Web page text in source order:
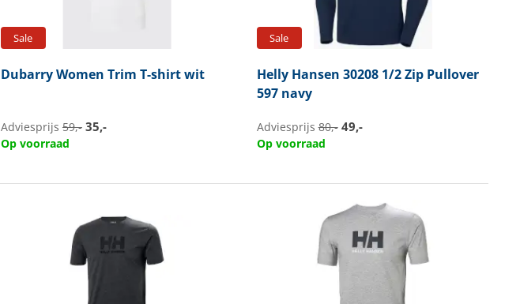
Sale
DubarryWomen Trim T-shirt wit
Adviesprijs 59,- 35,-
Op voorraad
Sale
Helly Hansen 30208 1/2 Zip Pullover
597 navy
Adviesprijs80,- 49,-
Op voorraad